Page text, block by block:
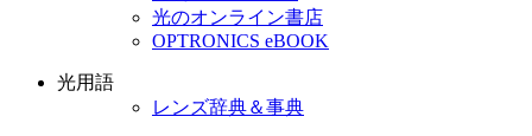
光のオンライン書店
OPTRONICS eBOOK
光用語
レンズ辞典＆事典